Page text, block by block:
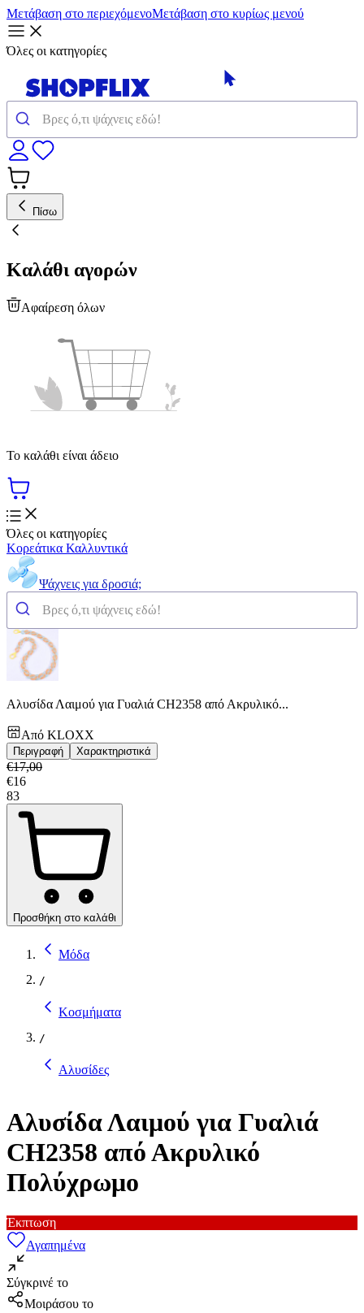
Μετάβαση στο περιεχόμενοΜετάβαση στο κυρίως μενού
Όλες οι κατηγορίες
Πίσω
Καλάθι αγορών
Αφαίρεση όλων
Το καλάθι είναι άδειο
Όλες οι κατηγορίες
Κορεάτικα Καλλυντικά
Ψάχνεις για δροσιά;
Αλυσίδα Λαιμού για Γυαλιά CH2358 από Ακρυλικό...
Από KLOXX
Περιγραφή Χαρακτηριστικά
€17,00
€16
83
Προσθήκη στο καλάθι
Μόδα
/
Κοσμήματα
/
Αλυσίδες
Αλυσίδα Λαιμού για Γυαλιά
CH2358 από Ακρυλικό
Πολύχρωμο
Έκπτωση
Αγαπημένα
Σύγκρινέ το
Μοιράσου το